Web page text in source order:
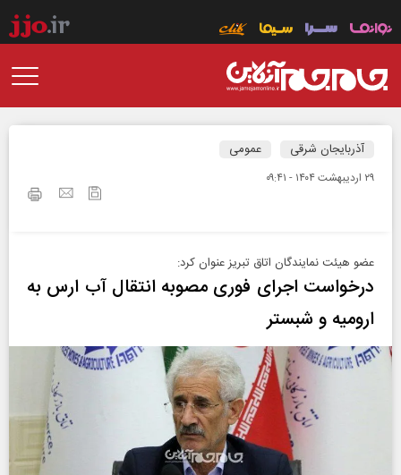
آذربایجان شرقی عمومی
۲۹ ارديبهشت ۱۴۰۴ - ۰۹:۴۱
عضو هیئت نمایندگان اتاق تبریز عنوان کرد:
درخواست اجرای فوری مصوبه انتقال آب ارس به
ارومیه و شبستر